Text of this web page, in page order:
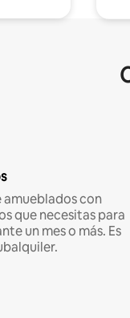
con
que necesitas para
un mes o más. Es